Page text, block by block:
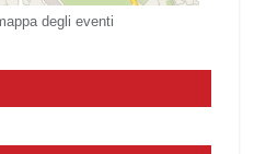
degli eventi